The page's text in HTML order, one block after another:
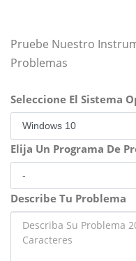
Pruebe Nuestro
Problemas
Seleccione El Sistema
Elija Un Programa De
Describe Tu Problema